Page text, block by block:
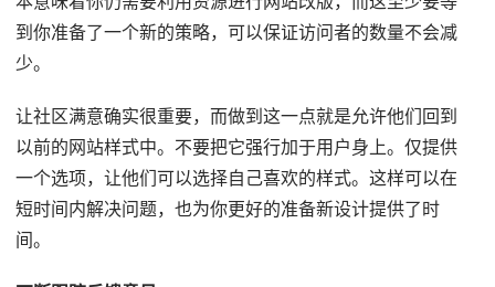
到你准备了一个新的策略，可以保证访问者的数量不会减
少。
让社区满意确实很重要，而做到这一点就是允许他们回到
以前的网站样式中。不要把它强行加于用户身上。仅提供
一个选项，让他们可以选择自己喜欢的样式。这样可以在
短时间内解决问题，也为你更好的准备新设计提供了时
间。